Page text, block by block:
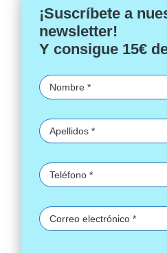
¡Suscríbete a
newsletter!
Y consigue 15€